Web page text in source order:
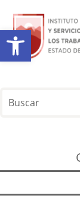
Abrir barra de